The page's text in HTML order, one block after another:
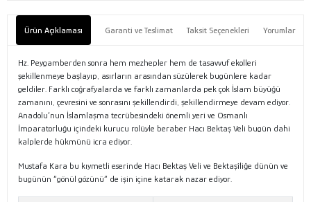
Ürün Açıklaması Garanti ve Teslimat Taksit Seçenekleri Yorumlar
Hz. Peygamberden sonra hem mezhepler hem de tasavvuf ekolleri
şekillenmeye başlayıp, asırların arasından süzülerek bugünlere kadar
geldiler. Farklı coğrafyalarda ve farklı zamanlarda pek çok İslam büyüğü
zamanını, çevresini ve sonrasını şekillendirdi, şekillendirmeye devam ediyor.
Anadolu’nun İslamlaşma tecrübesindeki önemli yeri ve Osmanlı
İmparatorluğu içindeki kurucu rolüyle beraber Hacı Bektaş Veli bugün dahi
kalplerde hükmünü icra ediyor.
Mustafa Kara bu kıymetli eserinde Hacı Bektaş Veli ve Bektaşîliğe dünün ve
bugünün “gönül gözünü” de işin içine katarak nazar ediyor.